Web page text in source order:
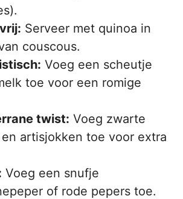
Serveer met quinoa in
couscous.
Voeg een scheutje
toe voor een romige
twist: Voeg zwarte
artisjokken toe voor extra
Voeg een snufje
of rode pepers toe.